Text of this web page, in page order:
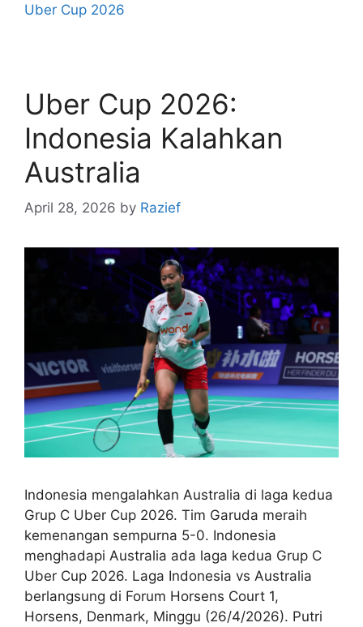
Uber Cup 2026
Uber Cup 2026:
Indonesia Kalahkan
Australia
April 28, 2026 by Razief
Indonesia mengalahkan Australia di laga kedua
Grup C Uber Cup 2026. Tim Garuda meraih
kemenangan sempurna 5-0. Indonesia
menghadapi Australia ada laga kedua Grup C
Uber Cup 2026. Laga Indonesia vs Australia
berlangsung di Forum Horsens Court 1,
Horsens, Denmark, Minggu (26/4/2026). Putri